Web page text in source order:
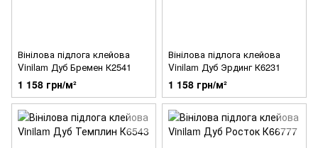
Вінілова підлога клейова
Vinilam Дуб Бремен К2541
1 158 грн/м²
Вінілова підлога клейова
Vinilam Дуб Эрдинг К6231
1 158 грн/м²